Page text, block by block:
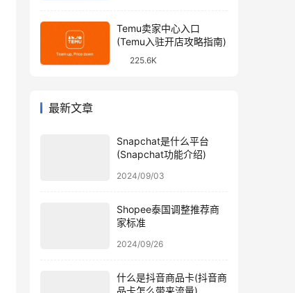
Temu卖家中心入口
(Temu入驻开店攻略指南)
225.6K
最新文章
Snapchat是什么平台
(Snapchat功能介绍)
2024/09/03
Shopee泰国调整推荐商
家标准
2024/09/26
什么是抖音商品卡(抖音商
品卡怎么带来流量)